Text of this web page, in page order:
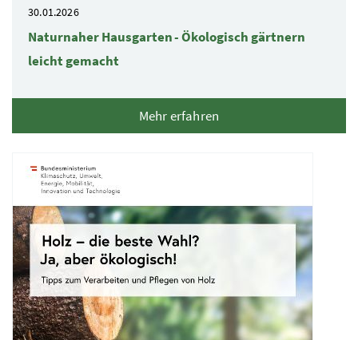
30.01.2026
Naturnaher Hausgarten - Ökologisch gärtnern
leicht gemacht
Mehr erfahren